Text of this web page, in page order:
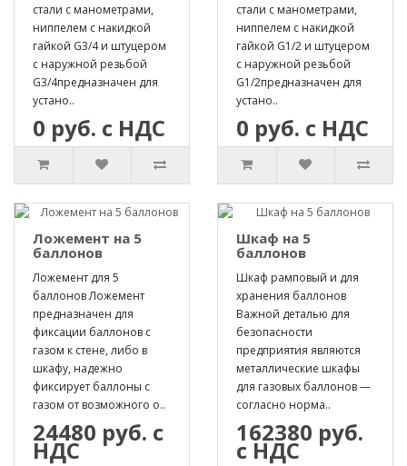
стали с манометрами,
ниппелем с накидкой
гайкой G3/4 и штуцером
с наружной резьбой
G3/4предназначен для
устано..
0 руб. с НДС
стали с манометрами,
ниппелем с накидкой
гайкой G1/2 и штуцером
с наружной резьбой
G1/2предназначен для
устано..
0 руб. с НДС
Ложемент на 5
баллонов
Ложемент для 5
баллонов Ложемент
предназначен для
фиксации баллонов с
газом к стене, либо в
шкафу, надежно
фиксирует баллоны с
газом от возможного о..
24480 руб. с
НДС
Шкаф на 5
баллонов
Шкаф рамповый и для
хранения баллонов
Важной деталью для
безопасности
предприятия являются
металлические шкафы
для газовых баллонов —
согласно норма..
162380 руб.
с НДС